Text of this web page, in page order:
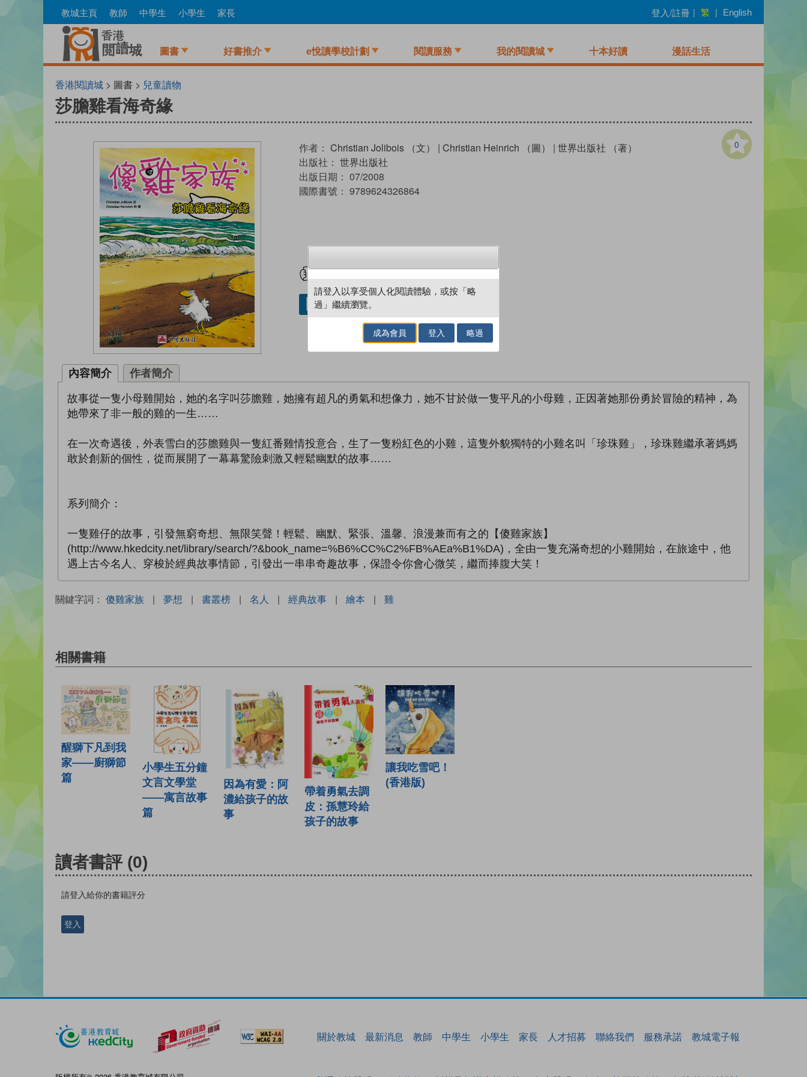
to
教城主頁 教師 中學生 小學生 家長 登入/註冊 | 繁 | English
圖書 好書推介 e悅讀學校計劃 閱讀服務 我的閱讀城 十本好讀 漫話生活
香港閱讀城 > 圖書 > 兒童讀物
莎膽雞看海奇緣
0
作者： Christian Jolibois （文） | Christian Heinrich （圖） | 世界出版社 （著）
出版社： 世界出版社
出版日期： 07/2008
國際書號： 9789624326864
借閱實體書
內容簡介 作者簡介
故事從一隻小母雞開始，她的名字叫莎膽雞，她擁有超凡的勇氣和想像力，她不甘於做一隻平凡的小母雞，正因著她那份勇於冒險的精神，為
她帶來了非一般的雞的一生……
在一次奇遇後，外表雪白的莎膽雞與一隻紅番雞情投意合，生了一隻粉紅色的小雞，這隻外貌獨特的小雞名叫「珍珠雞」，珍珠雞繼承著媽媽
敢於創新的個性，從而展開了一幕幕驚險刺激又輕鬆幽默的故事……
系列簡介：
一隻雞仔的故事，引發無窮奇想、無限笑聲！輕鬆、幽默、緊張、溫馨、浪漫兼而有之的【傻雞家族】
(http://www.hkedcity.net/library/search/?&book_name=%B6%CC%C2%FB%AEa%B1%DA)，全由一隻充滿奇想的小雞開始，在旅途中，他
遇上古今名人、穿梭於經典故事情節，引發出一串串奇趣故事，保證令你會心微笑，繼而捧腹大笑！
關鍵字詞： 傻雞家族 | 夢想 | 書叢榜 | 名人 | 經典故事 | 繪本 | 雞
相關書籍
醒獅下凡到我
家——廚獅節
篇
小學生五分鐘
文言文學堂
——寓言故事
篇
因為有愛：阿
濃給孩子的故
事
帶着勇氣去調
皮：孫慧玲給
孩子的故事
讓我吃雪吧！
(香港版)
讀者書評 (0)
請登入給你的書籍評分
登入
關於教城 最新消息 教師 中學生 小學生 家長 人才招募 聯絡我們 服務承諾 教城電子報
請登入以享受個人化閱讀體驗，或按「略
過」繼續瀏覽。
成為會員 登入 略過